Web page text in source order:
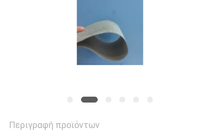
ΜΥΣΤΙΚΌΤΗΤΑΣ
Περιγραφή προϊόντων